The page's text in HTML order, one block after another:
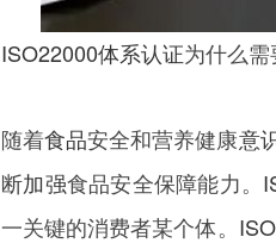
ISO22000体系认证为什么需
随着食品安全和营养健康意
断加强食品安全保障能力。
一关键的消费者某个体。 ISO